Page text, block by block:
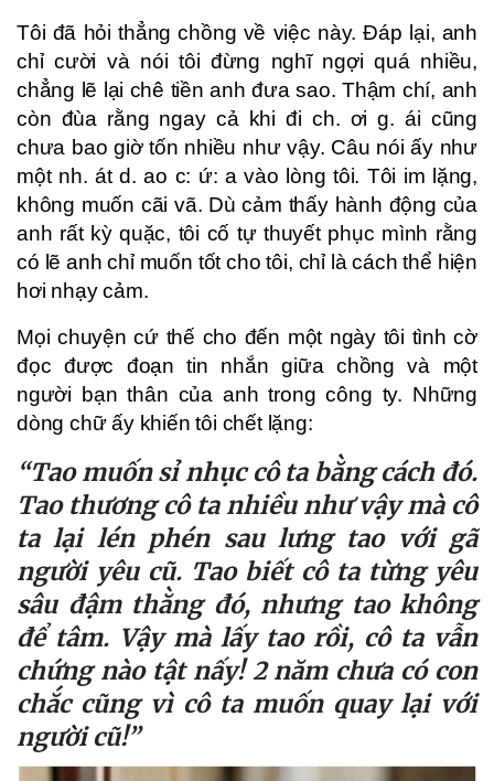
Tôi đã hỏi thẳng chồng về việc này. Đáp lại, anh
chỉ cười và nói tôi đừng nghĩ ngợi quá nhiều,
chẳng lẽ lại chê tiền anh đưa sao. Thậm chí, anh
còn đùa rằng ngay cả khi đi ch. ơi g. ái cũng
chưa bao giờ tốn nhiều như vậy. Câu nói ấy như
một nh. át d. ao c: ứ: a vào lòng tôi. Tôi im lặng,
không muốn cãi vã. Dù cảm thấy hành động của
anh rất kỳ quặc, tôi cố tự thuyết phục mình rằng
có lẽ anh chỉ muốn tốt cho tôi, chỉ là cách thể hiện
hơi nhạy cảm.
Mọi chuyện cứ thế cho đến một ngày tôi tình cờ
đọc được đoạn tin nhắn giữa chồng và một
người bạn thân của anh trong công ty. Những
dòng chữ ấy khiến tôi chết lặng:
“Tao muốn sỉ nhục cô ta bằng cách đó.
Tao thương cô ta nhiều như vậy mà cô
ta lại lén phén sau lưng tao với gã
người yêu cũ. Tao biết cô ta từng yêu
sâu đậm thằng đó, nhưng tao không
để tâm. Vậy mà lấy tao rồi, cô ta vẫn
chứng nào tật nấy! 2 năm chưa có con
chắc cũng vì cô ta muốn quay lại với
người cũ!”